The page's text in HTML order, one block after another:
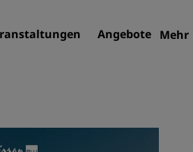
Angebote Mehr